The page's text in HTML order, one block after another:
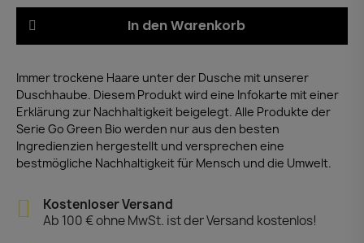
In den Warenkorb
Immer trockene Haare unter der Dusche mit unserer
Duschhaube. Diesem Produkt wird eine Infokarte mit einer
Erklärung zur Nachhaltigkeit beigelegt. Alle Produkte der
Serie Go Green Bio werden nur aus den besten
Ingredienzien hergestellt und versprechen eine
bestmögliche Nachhaltigkeit für Mensch und die Umwelt.
Kostenloser Versand
Ab 100 € ohne MwSt. ist der Versand kostenlos!